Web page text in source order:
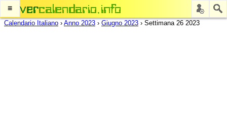
≡
Calendario Italiano › Anno 2023 › Giugno 2023 › Settimana 26 2023